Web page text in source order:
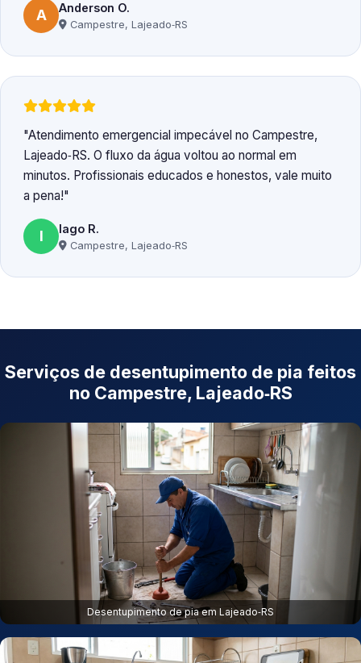
A Anderson O.
Campestre, Lajeado‑RS
Atendimento emergencial impecável no Campestre,
Lajeado‑RS. O fluxo da água voltou ao normal em
minutos. Profissionais educados e honestos, vale muito
a pena!
I Iago R.
Campestre, Lajeado‑RS
Serviços de desentupimento de pia feitos
no Campestre, Lajeado‑RS
Desentupimento de pia em Lajeado‑RS